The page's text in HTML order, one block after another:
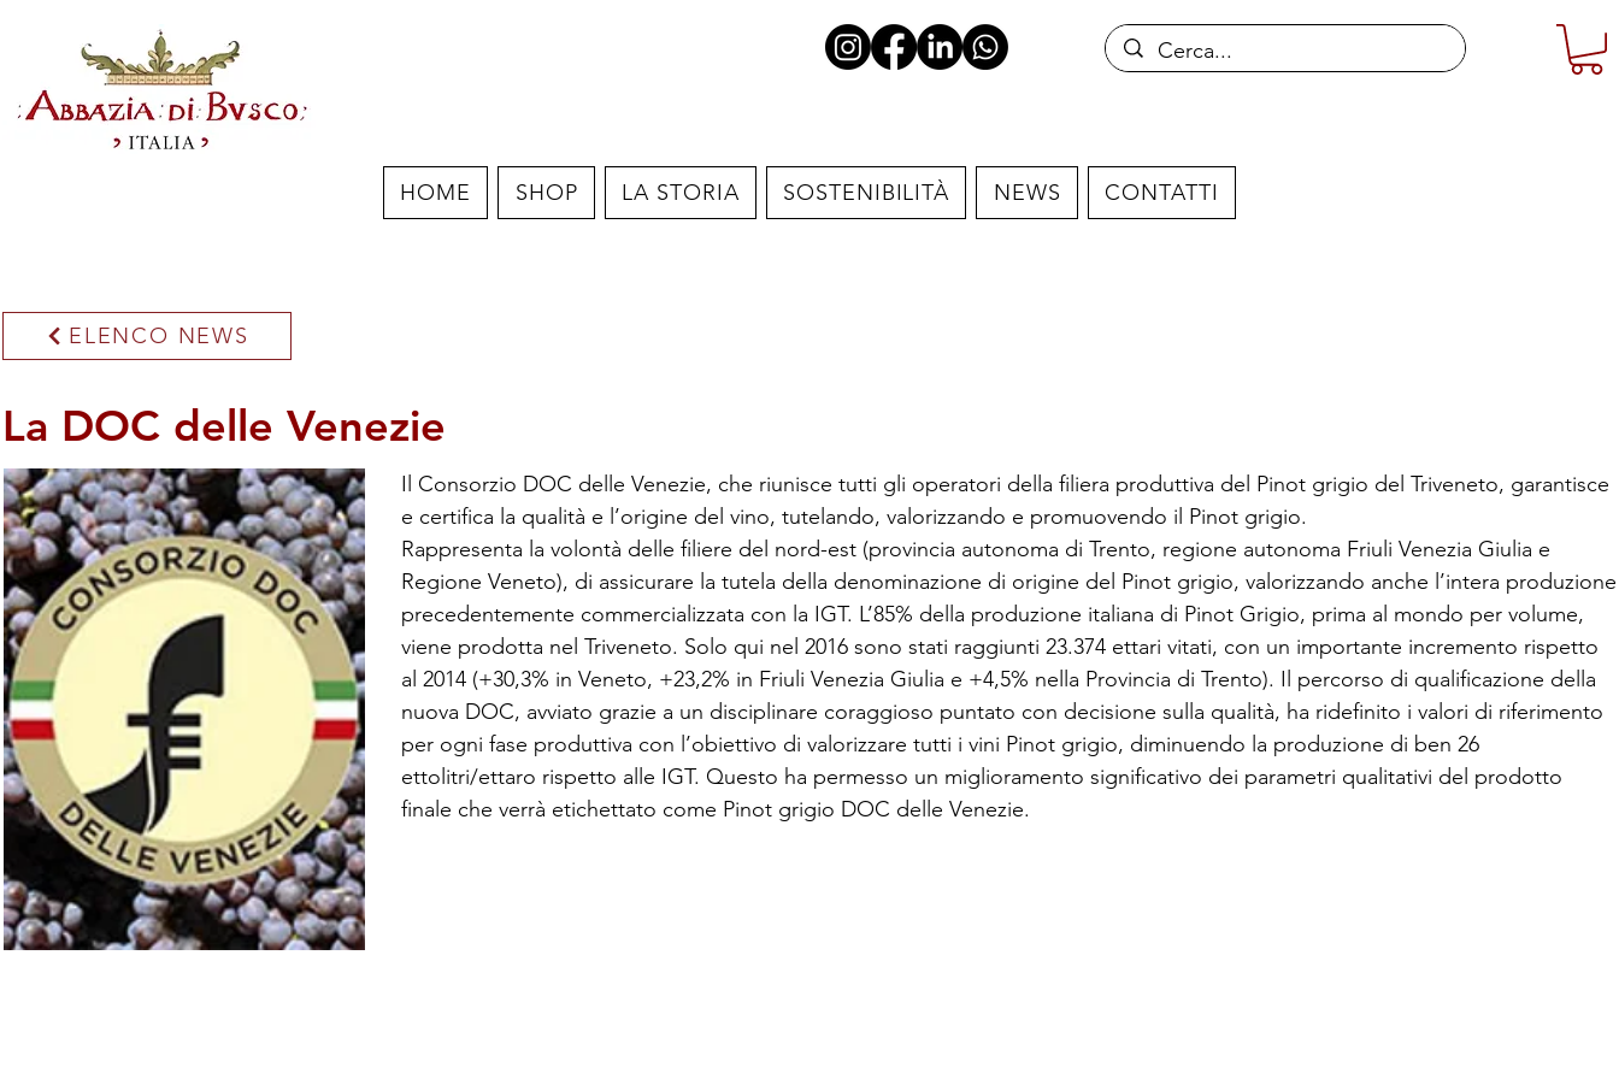
HOME SHOP LA STORIA SOSTENIBILITÀ NEWS CONTATTI
ELENCO NEWS
La DOC delle Venezie
Il Consorzio DOC delle Venezie, che riunisce tutti gli operatori della filiera produttiva del Pinot grigio del Triveneto, garantisce
e certifica la qualità e l’origine del vino, tutelando, valorizzando e promuovendo il Pinot grigio.
Rappresenta la volontà delle filiere del nord-est (provincia autonoma di Trento, regione autonoma Friuli Venezia Giulia e
Regione Veneto), di assicurare la tutela della denominazione di origine del Pinot grigio, valorizzando anche l’intera produzione
precedentemente commercializzata con la IGT. L’85% della produzione italiana di Pinot Grigio, prima al mondo per volume,
viene prodotta nel Triveneto. Solo qui nel 2016 sono stati raggiunti 23.374 ettari vitati, con un importante incremento rispetto
al 2014 (+30,3% in Veneto, +23,2% in Friuli Venezia Giulia e +4,5% nella Provincia di Trento). Il percorso di qualificazione della
nuova DOC, avviato grazie a un disciplinare coraggioso puntato con decisione sulla qualità, ha ridefinito i valori di riferimento
per ogni fase produttiva con l’obiettivo di valorizzare tutti i vini Pinot grigio, diminuendo la produzione di ben 26
ettolitri/ettaro rispetto alle IGT. Questo ha permesso un miglioramento significativo dei parametri qualitativi del prodotto
finale che verrà etichettato come Pinot grigio DOC delle Venezie.